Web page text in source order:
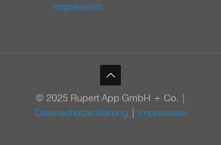
Impressum
© 2025 Rupert App GmbH + Co. |
Datenschutzerklärung | Impressum